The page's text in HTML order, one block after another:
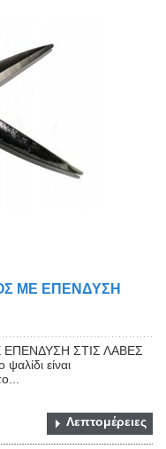
ΜΕ ΕΠΕΝΔΥΣΗ
ΣΤΙΣ ΛΑΒΕΣ
είναι
Λεπτομέρειες